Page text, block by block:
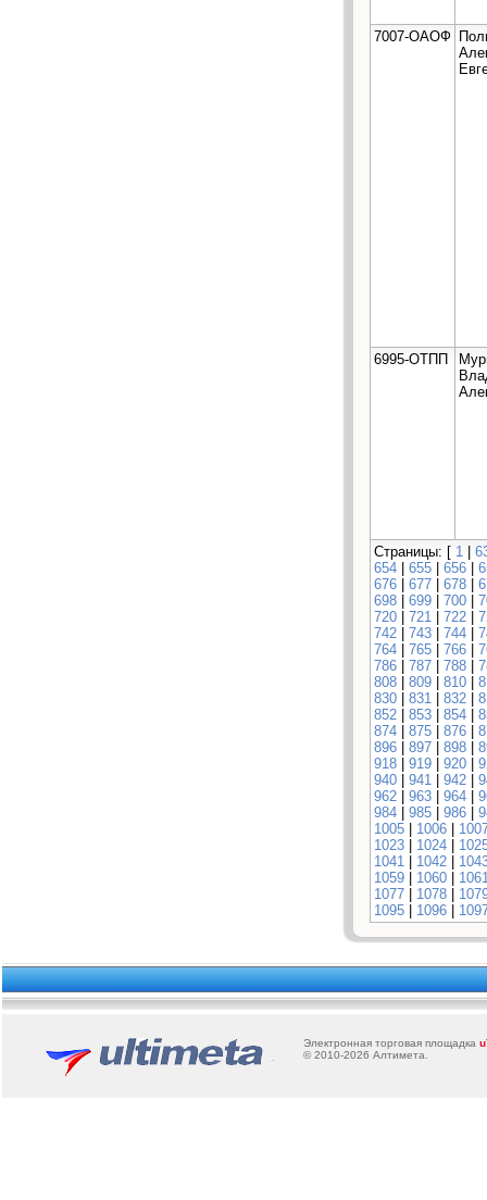
7007-ОАОФ
6995-ОТПП
Страницы: [ 1 |
654 | 655 | 656 |
676 | 677 | 678 |
698 | 699 | 700 |
720 | 721 | 722 |
742 | 743 | 744 |
764 | 765 | 766 |
786 | 787 | 788 |
808 | 809 | 810 |
830 | 831 | 832 |
852 | 853 | 854 |
874 | 875 | 876 |
896 | 897 | 898 |
918 | 919 | 920 |
940 | 941 | 942 |
962 | 963 | 964 |
984 | 985 | 986 |
1005 | 1006 |
1023 | 1024 |
1041 | 1042 |
1059 | 1060 |
1077 | 1078 |
1095 | 1096 |
Электронная торговая площадка u
© 2010-2026 Алтимета